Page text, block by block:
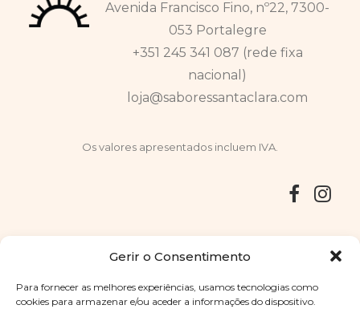
Gerir o Consentimento
Para fornecer as melhores experiências, usamos tecnologias como
cookies para armazenar e/ou aceder a informações do dispositivo.
Avenida Francisco Fino, nº22, 7300-
053 Portalegre
+351 245 341 087 (rede fixa
nacional)
loja@saboressantaclara.com
Os valores apresentados incluem IVA.